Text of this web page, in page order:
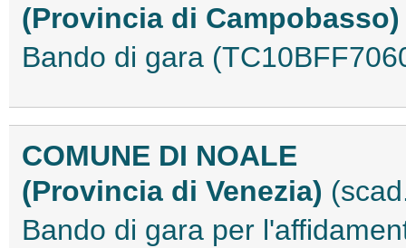
(Provincia di
Bando di gara
COMUNE DI NOALE
(Provincia di Venezia)
Bando di gara per